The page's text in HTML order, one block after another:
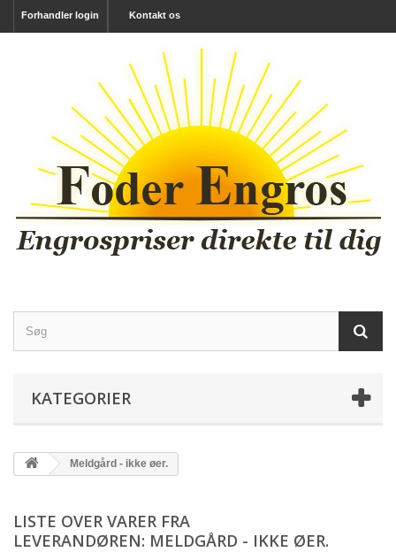
Forhandler login Kontakt os
KATEGORIER
Meldgård - ikke øer.
LISTE OVER VARER FRA
LEVERANDØREN: MELDGÅRD - IKKE ØER.